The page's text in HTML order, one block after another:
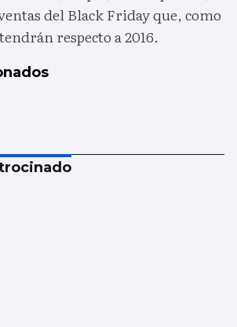
del Black Friday que, como
respecto a 2016.